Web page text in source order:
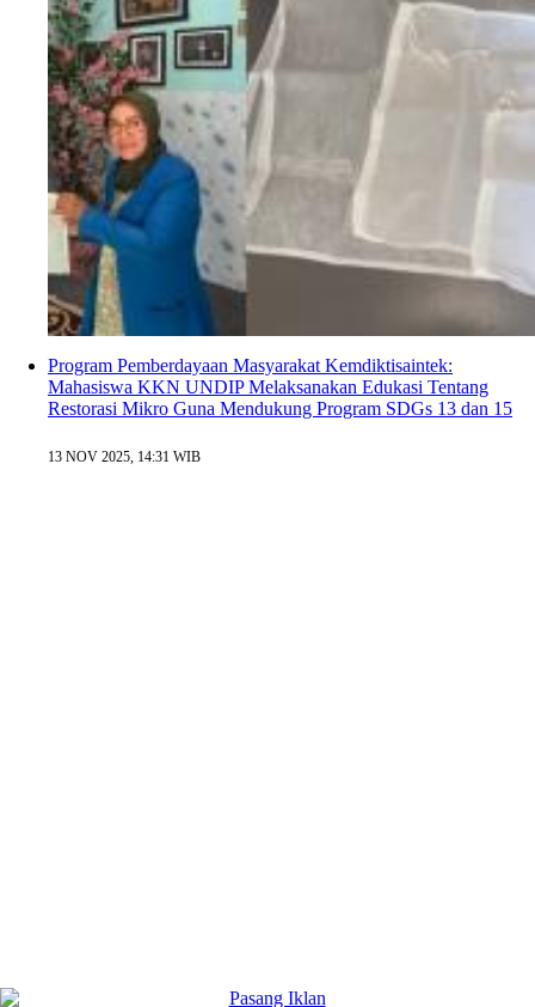
Program Pemberdayaan Masyarakat Kemdiktisaintek:
Mahasiswa KKN UNDIP Melaksanakan Edukasi Tentang
Restorasi Mikro Guna Mendukung Program SDGs 13 dan 15
13 NOV 2025, 14:31 WIB